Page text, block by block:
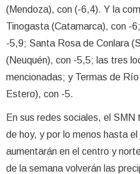
(Mendoza), con (-6,4). Y la
Tinogasta (Catamarca), con -
-5,9; Santa Rosa de Conlara
(Neuquén), con -5,5; las tres
mencionadas; y Termas de
Estero), con -5.
En sus redes sociales, el SMN
de hoy, y por lo menos hasta
aumentarán en el centro y
de la semana volverán las